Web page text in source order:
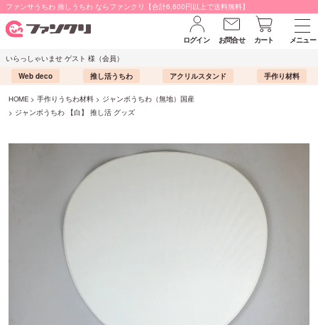
ファンサうちわ 推しうちわ ならファンクリ【合計6,600円以上で送料無料】
ログイン お問合せ カート
メニュー
いらっしゃいませ ゲスト 様（会員）
Web deco
推し活うちわ アクリルスタンド 手作り材料
HOME 手作りうちわ材料
ジャンボうちわ（無地）国産
ジャンボうちわ 【白】 推し活 グッズ